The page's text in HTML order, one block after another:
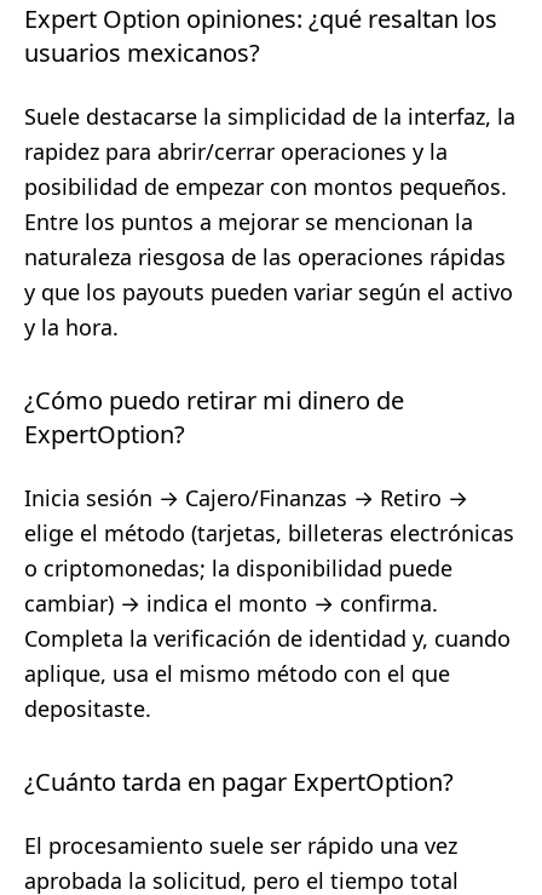
Expert Option opiniones: ¿qué resaltan los
usuarios mexicanos?
Suele destacarse la simplicidad de la interfaz, la
rapidez para abrir/cerrar operaciones y la
posibilidad de empezar con montos pequeños.
Entre los puntos a mejorar se mencionan la
naturaleza riesgosa de las operaciones rápidas
y que los payouts pueden variar según el activo
y la hora.
¿Cómo puedo retirar mi dinero de
ExpertOption?
Inicia sesión → Cajero/Finanzas → Retiro →
elige el método (tarjetas, billeteras electrónicas
o criptomonedas; la disponibilidad puede
cambiar) → indica el monto → confirma.
Completa la verificación de identidad y, cuando
aplique, usa el mismo método con el que
depositaste.
¿Cuánto tarda en pagar ExpertOption?
El procesamiento suele ser rápido una vez
aprobada la solicitud, pero el tiempo total